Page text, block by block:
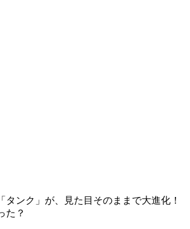
タンク」が、見た目そのままで大進化！
た？